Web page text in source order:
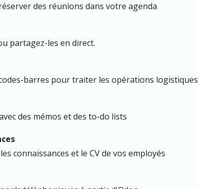
des réunions dans votre agenda
partagez-les en direct.
barres pour traiter les opérations logistiques
des mémos et des to-do lists
connaissances et le CV de vos employés